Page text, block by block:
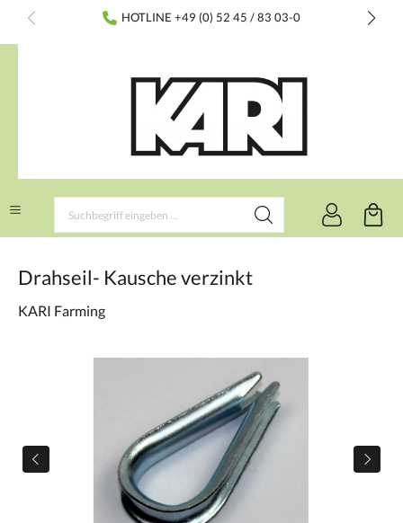
springen HOTLINE +49 (0) 52 45 / 83 03-0
Drahseil- Kausche verzinkt
KARI Farming